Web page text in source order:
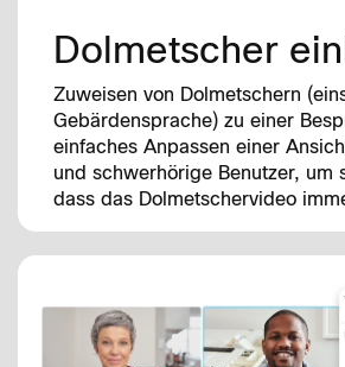
Dolmetscher
Zuweisen von Dolmetschern
Gebärdensprache) zu einer
einfaches Anpassen einer
und schwerhörige Benutzer, um
dass das Dolmetschervideo